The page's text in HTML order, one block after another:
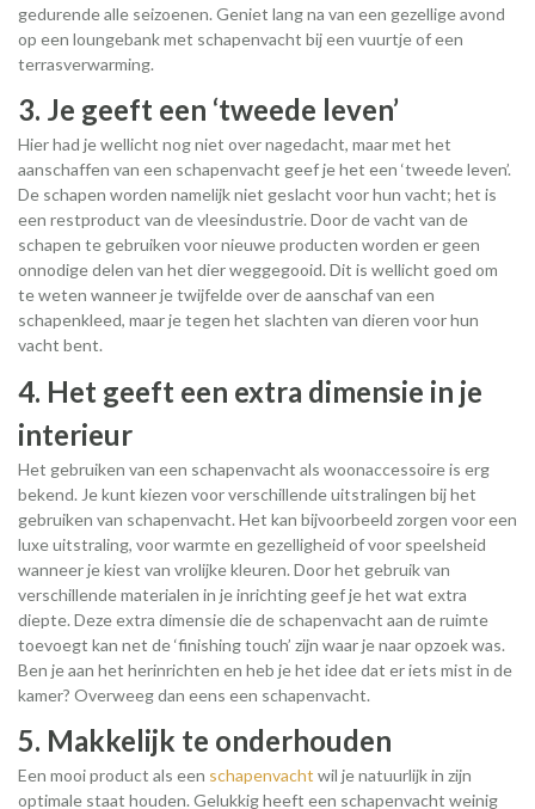
gedurende alle seizoenen. Geniet lang na van een gezellige avond
op een loungebank met schapenvacht bij een vuurtje of een
terrasverwarming.
3. Je geeft een ‘tweede leven’
Hier had je wellicht nog niet over nagedacht, maar met het
aanschaffen van een schapenvacht geef je het een ‘tweede leven’.
De schapen worden namelijk niet geslacht voor hun vacht; het is
een restproduct van de vleesindustrie. Door de vacht van de
schapen te gebruiken voor nieuwe producten worden er geen
onnodige delen van het dier weggegooid. Dit is wellicht goed om
te weten wanneer je twijfelde over de aanschaf van een
schapenkleed, maar je tegen het slachten van dieren voor hun
vacht bent.
4. Het geeft een extra dimensie in je
interieur
Het gebruiken van een schapenvacht als woonaccessoire is erg
bekend. Je kunt kiezen voor verschillende uitstralingen bij het
gebruiken van schapenvacht. Het kan bijvoorbeeld zorgen voor een
luxe uitstraling, voor warmte en gezelligheid of voor speelsheid
wanneer je kiest van vrolijke kleuren. Door het gebruik van
verschillende materialen in je inrichting geef je het wat extra
diepte. Deze extra dimensie die de schapenvacht aan de ruimte
toevoegt kan net de ‘finishing touch’ zijn waar je naar opzoek was.
Ben je aan het herinrichten en heb je het idee dat er iets mist in de
kamer? Overweeg dan eens een schapenvacht.
5. Makkelijk te onderhouden
Een mooi product als een schapenvacht wil je natuurlijk in zijn
optimale staat houden. Gelukkig heeft een schapenvacht weinig